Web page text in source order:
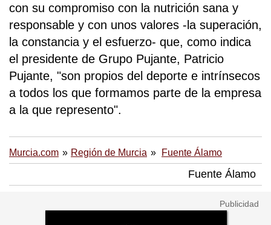
con su compromiso con la nutrición sana y
responsable y con unos valores -la superación,
la constancia y el esfuerzo- que, como indica
el presidente de Grupo Pujante, Patricio
Pujante, "son propios del deporte e intrínsecos
a todos los que formamos parte de la empresa
a la que represento".
Murcia.com Región de Murcia Fuente Álamo
Fuente Álamo